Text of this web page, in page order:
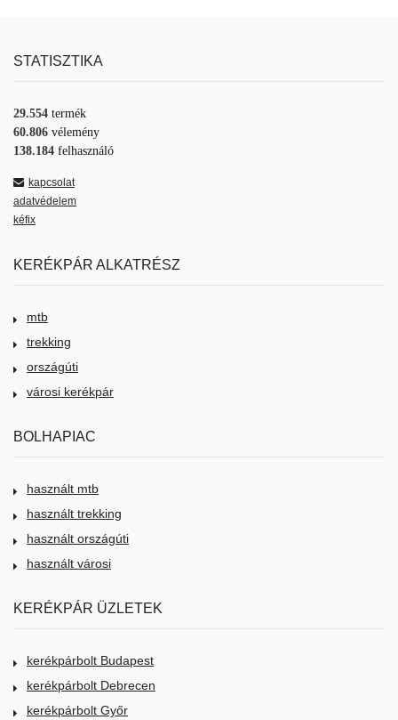
STATISZTIKA
29.554 termék
60.806 vélemény
138.184 felhasználó
kapcsolat
adatvédelem
kéfix
KERÉKPÁR ALKATRÉSZ
mtb
trekking
országúti
városi kerékpár
BOLHAPIAC
használt mtb
használt trekking
használt országúti
használt városi
KERÉKPÁR ÜZLETEK
kerékpárbolt Budapest
kerékpárbolt Debrecen
kerékpárbolt Győr